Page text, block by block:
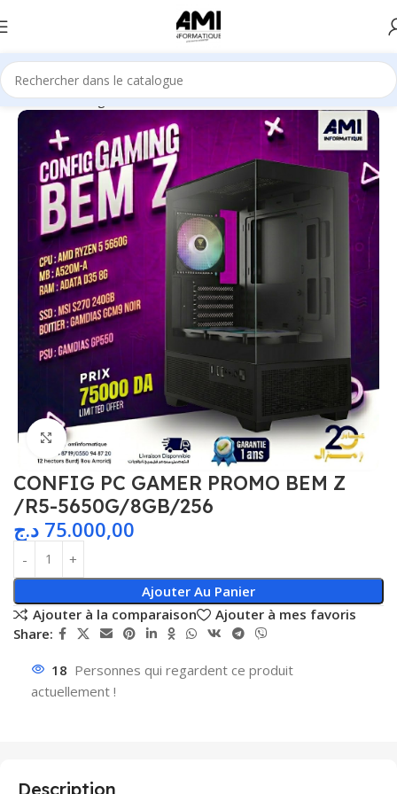
Accueil Gaming CONFIG AMI
Agrandir
CONFIG PC GAMER PROMO BEM Z
/R5-5650G/8GB/256
75.000,00 د.ج
Ajouter Au Panier
Ajouter à la comparaison
Ajouter à mes favoris
Share:
18 Personnes qui regardent ce produit
actuellement !
Description